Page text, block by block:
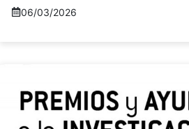
06/03/2026